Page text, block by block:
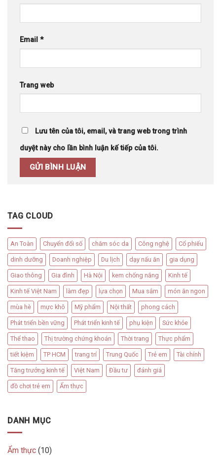
Email *
Trang web
Lưu tên của tôi, email, và trang web trong trình
duyệt này cho lần bình luận kế tiếp của tôi.
TAG CLOUD
An Toàn Chuyển đổi số chăm sóc da Công nghệ Cổ phiếu
dinh dưỡng Doanh nghiệp Du lịch dạy nấu ăn gia dụng
Giao thông Gia đình Hà Nội kem chống nắng Kinh tế
Kinh tế Việt Nam làm đẹp lựa chọn Mua sắm món ăn ngon
mùa hè mực khô Mỹ phẩm Nội thất phong cách
Phát triển bền vững Phát triển kinh tế phụ kiện Sức khỏe
Thể thao Thị trường chứng khoán Thời trang Thực phẩm
tiết kiệm TP HCM trang trí Trung Quốc Trẻ em Tài chính
Tăng trưởng kinh tế Việt Nam Đầu tư đánh giá
đồ chơi trẻ em Ẩm thực
DANH MỤC
Ẩm thực (10)